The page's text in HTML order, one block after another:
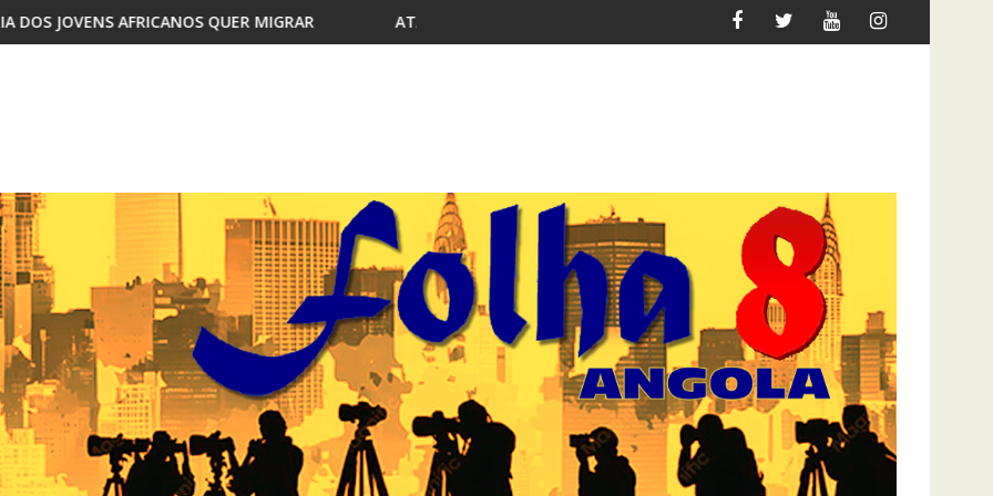
QUER MIGRAR ATAQUE À UNITEL AINDA AFECTA A VIDA DOS ANGOLANOS MAIS 109 CASOS CONFIRMADOS DE MPOX